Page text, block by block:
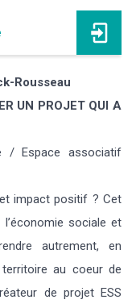
Rousseau
UN PROJET QUI A
/ Espace associatif
impact positif ? Cet
sociale et
autrement, en
au coeur de
de projet ESS